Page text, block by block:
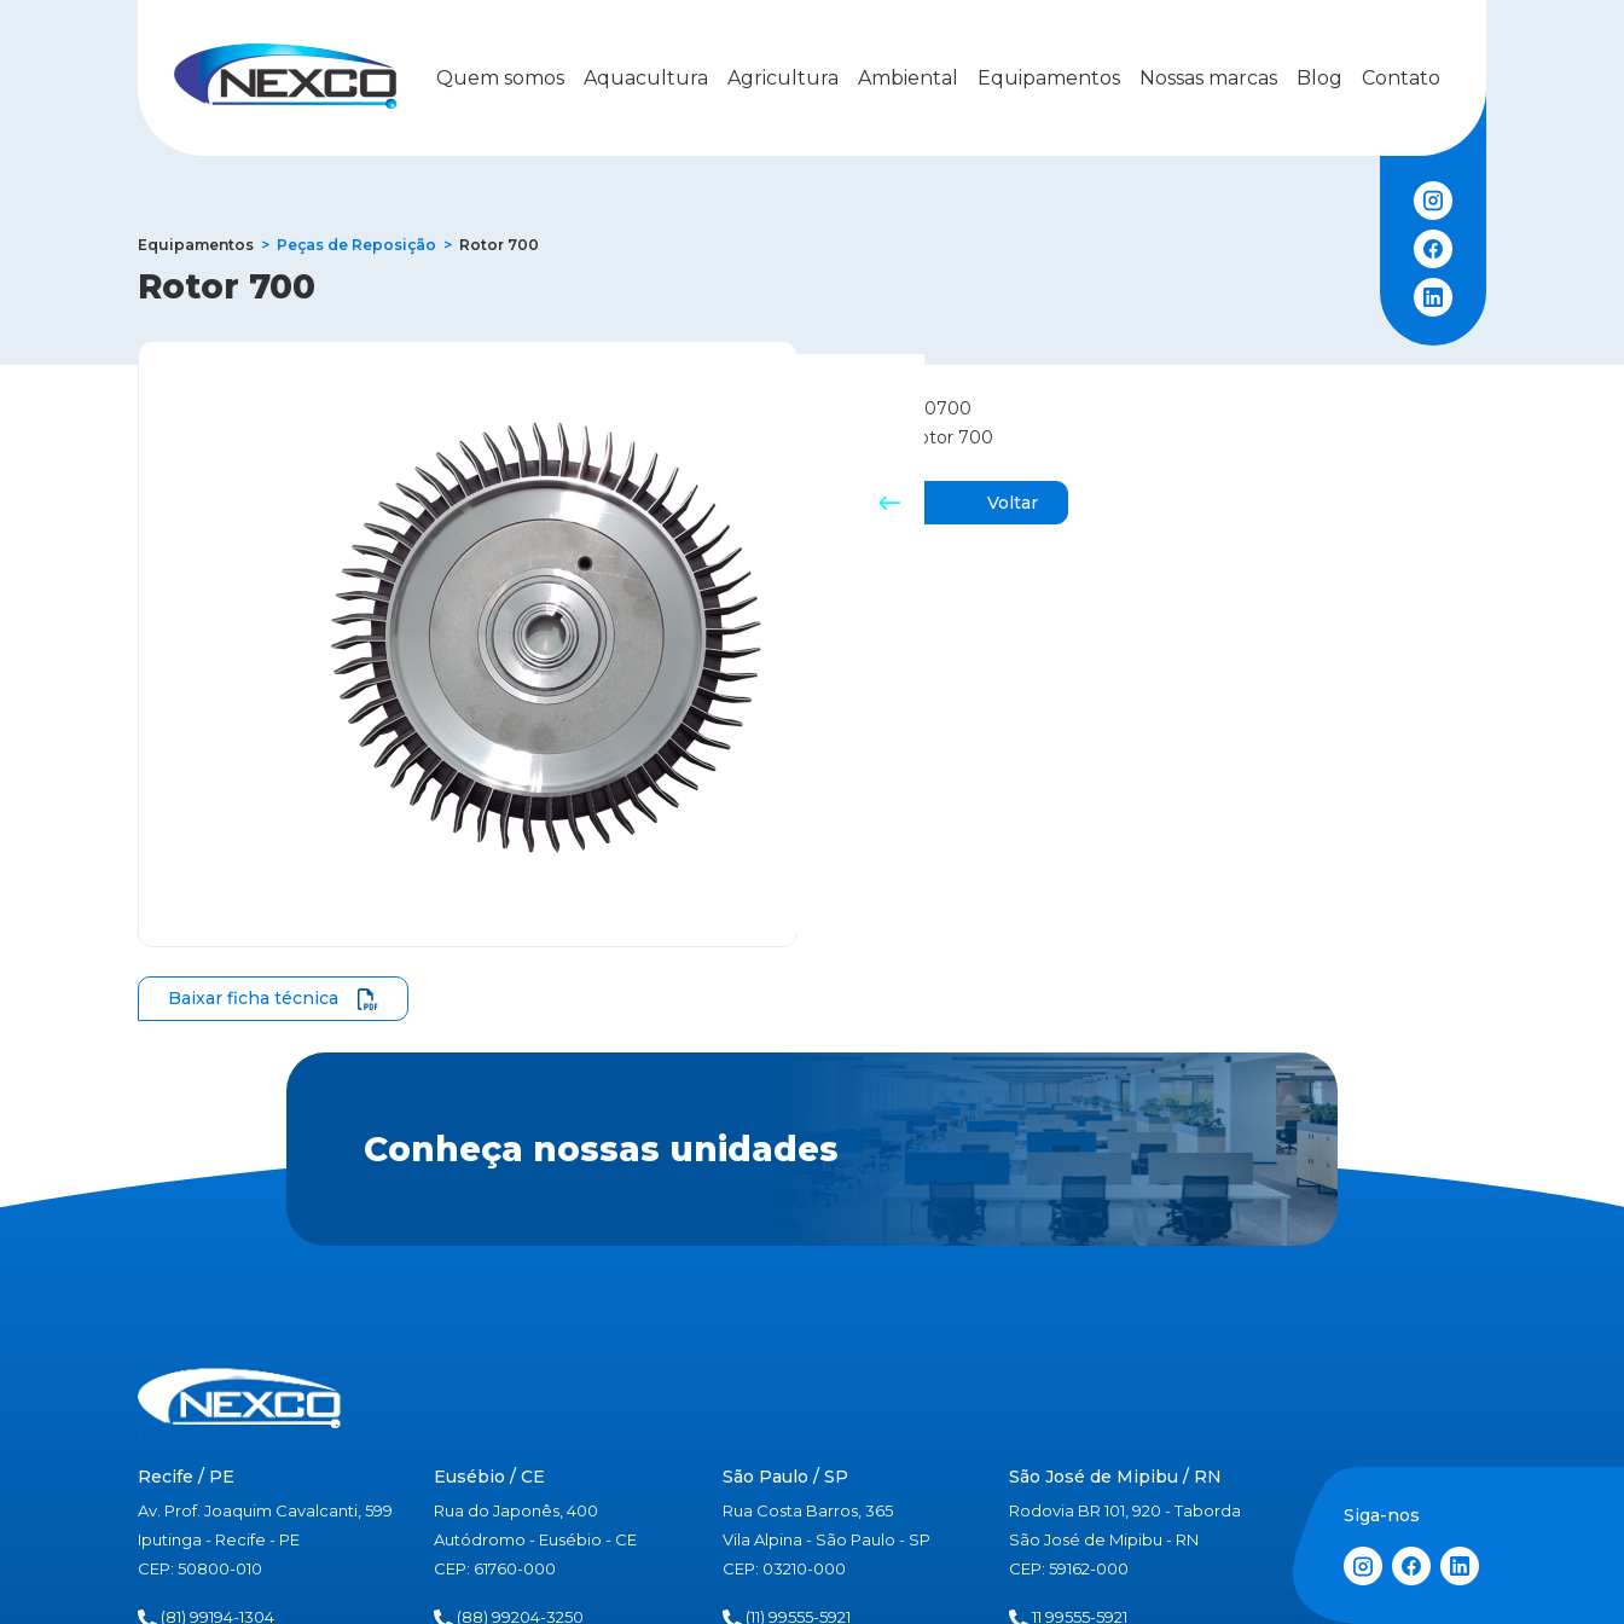
Quem somos Aquacultura Agricultura Ambiental Equipamentos Nossas marcas Blog Contato
Equipamentos Peças de Reposição Rotor 700
Rotor 700
Baixar ficha técnica
300700
Rotor 700
Voltar
Conheça nossas unidades
Recife / PE
Av. Prof. Joaquim Cavalcanti, 599
Iputinga - Recife - PE
CEP: 50800-010
(81) 99194-1304
Eusébio / CE
Rua do Japonês, 400
Autódromo - Eusébio - CE
CEP: 61760-000
(88) 99204-3250
São Paulo / SP
Rua Costa Barros, 365
Vila Alpina - São Paulo - SP
CEP: 03210-000
(11) 99555-5921
São José de Mipibu / RN
Rodovia BR 101, 920 - Taborda
São José de Mipibu - RN
CEP: 59162-000
11 99555-5921
Siga-nos